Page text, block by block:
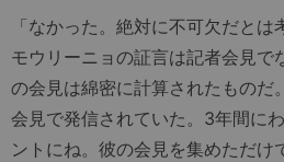
「なかった。絶対に不可欠だと
モウリーニョの証言は記者会見で
の会見は綿密に計算されたものだ
会見で発信されていた。3年間に
ントにね。彼の会見を集めただけ